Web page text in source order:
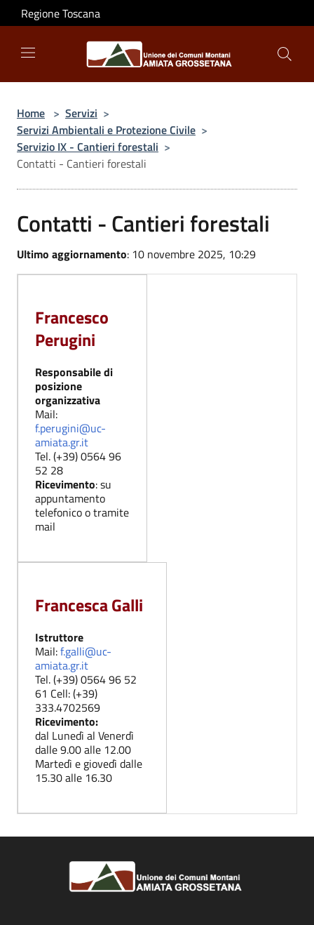
Salta al contenuto principale
Regione Toscana
Home > Servizi >
Servizi Ambientali e Protezione Civile >
Servizio IX - Cantieri forestali >
Contatti - Cantieri forestali
Contatti - Cantieri forestali
Ultimo aggiornamento: 10 novembre 2025, 10:29
Francesco
Perugini
Responsabile di
posizione
organizzativa
Mail:
f.perugini@uc-
amiata.gr.it
Tel. (+39) 0564 96
52 28
Ricevimento: su
appuntamento
telefonico o tramite
mail
Francesca Galli
Istruttore
Mail:f.galli@uc-
amiata.gr.it
Tel. (+39) 0564 96 52
61 Cell: (+39)
333.4702569
Ricevimento:
dal Lunedì al Venerdì
dalle 9.00 alle 12.00
Martedì e giovedì dalle
15.30 alle 16.30